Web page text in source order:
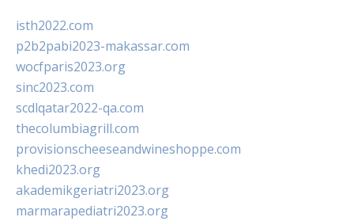
isth2022.com
p2b2pabi2023-makassar.com
wocfparis2023.org
sinc2023.com
scdlqatar2022-qa.com
thecolumbiagrill.com
provisionscheeseandwineshoppe.com
khedi2023.org
akademikgeriatri2023.org
marmarapediatri2023.org